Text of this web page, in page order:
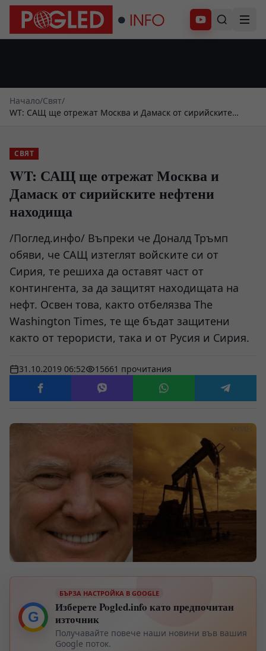
Абонирай се
Начало/Свят/
WT: САЩ ще отрежат Москва и Дамаск от сирийските
СВЯТ
WT: САЩ ще отрежат Москва и
Дамаск от сирийските нефтени
находища
/Поглед.инфо/ Въпреки че Доналд Тръмп
обяви, че САЩ изтеглят войските си от
Сирия, те решиха да оставят част от
контингента, за да защитят находищата на
нефт. Освен това, както отбелязва The
Washington Times, те ще бъдат защитени
както от терористи, така и от Русия и Сирия.
31.10.2019 06:52 15661 прочитания
G
БЪРЗА НАСТРОЙКА В GOOGLE
Изберете Pogled.info като предпочитан
източник
Получавайте повече наши новини във вашия
Google поток.